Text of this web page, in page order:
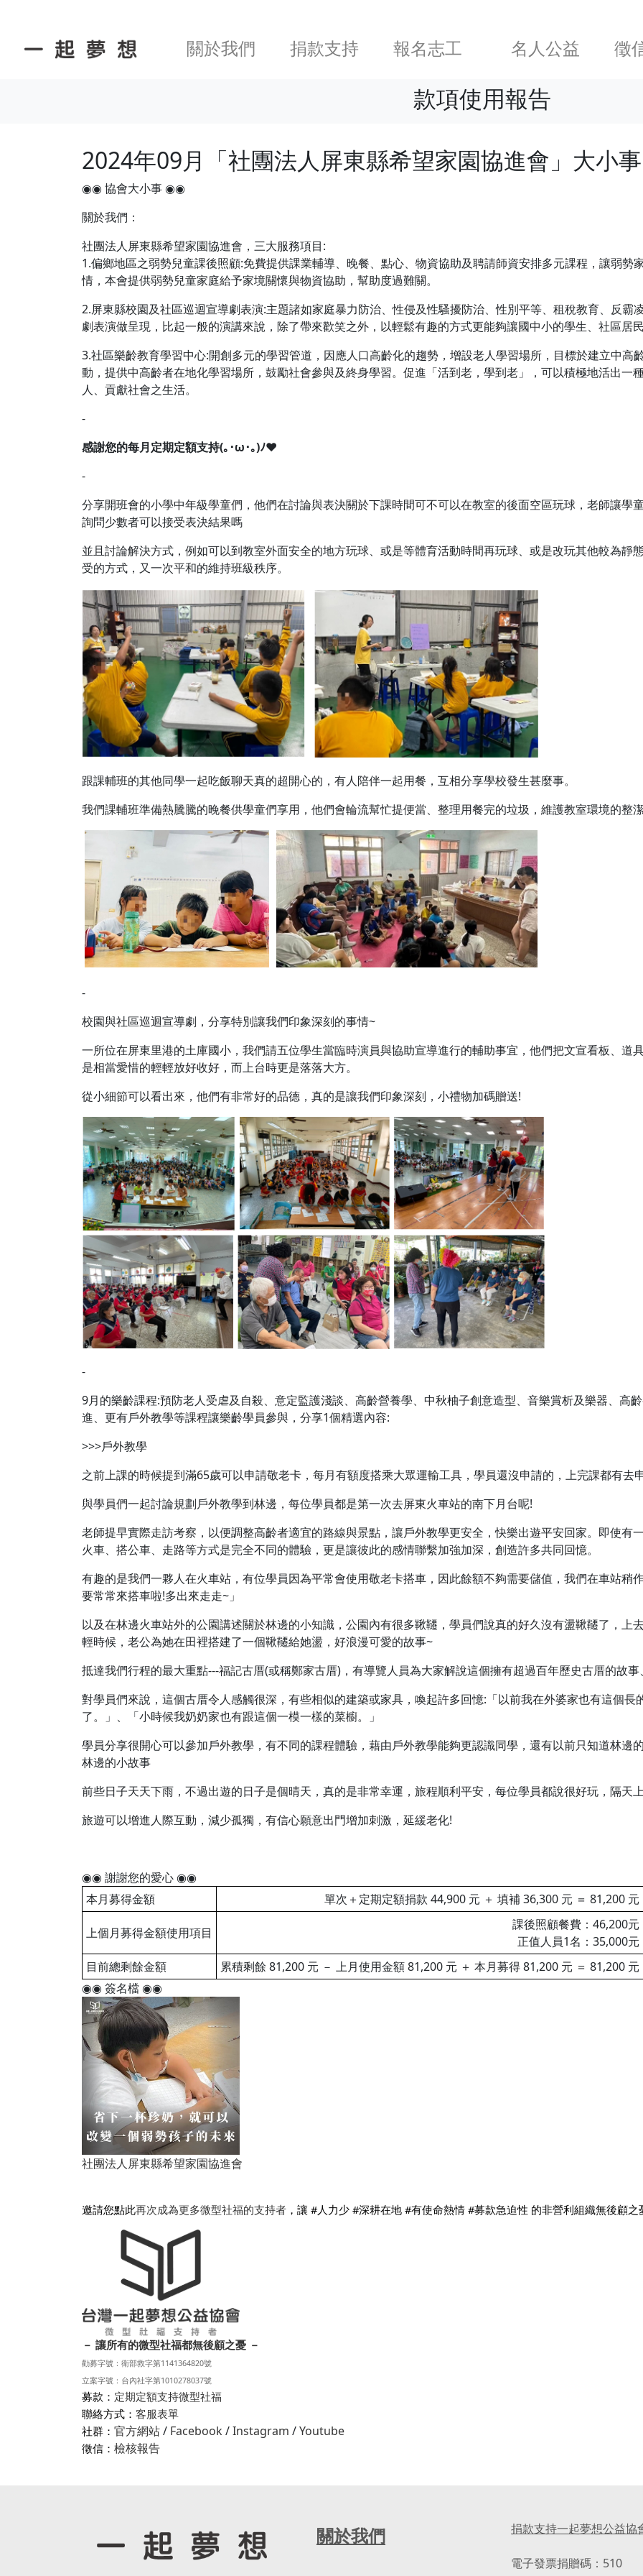
關於我們 捐款支持 報名志工 名人公益 徵
款項使用報告
2024年09月「社團法人屏東縣希望家園協進會」大小事
◉◉ 協會大小事 ◉◉
關於我們：
社團法人屏東縣希望家園協進會，三大服務項目:
1.偏鄉地區之弱勢兒童課後照顧:免費提供課業輔導、晚餐、點心、物資協助及聘請師資安排多元課程，讓弱勢
情，本會提供弱勢兒童家庭給予家境關懷與物資協助，幫助度過難關。
2.屏東縣校園及社區巡迴宣導劇表演:主題諸如家庭暴力防治、性侵及性騷擾防治、性別平等、租稅教育、反霸
劇表演做呈現，比起一般的演講來說，除了帶來歡笑之外，以輕鬆有趣的方式更能夠讓國中小的學生、社區居
3.社區樂齡教育學習中心:開創多元的學習管道，因應人口高齡化的趨勢，增設老人學習場所，目標於建立中高
動，提供中高齡者在地化學習場所，鼓勵社會參與及終身學習。促進「活到老，學到老」，可以積極地活出一
人、貢獻社會之生活。
-
感謝您的每月定期定額支持(｡･ω･｡)ﾉ♥
-
分享開班會的小學中年級學童們，他們在討論與表決關於下課時間可不可以在教室的後面空區玩球，老師讓學
詢問少數者可以接受表決結果嗎
並且討論解決方式，例如可以到教室外面安全的地方玩球、或是等體育活動時間再玩球、或是改玩其他較為
受的方式，又一次平和的維持班級秩序。
跟課輔班的其他同學一起吃飯聊天真的超開心的，有人陪伴一起用餐，互相分享學校發生甚麼事。
我們課輔班準備熱騰騰的晚餐供學童們享用，他們會輪流幫忙提便當、整理用餐完的垃圾，維護教室環境的整
-
校園與社區巡迴宣導劇，分享特別讓我們印象深刻的事情~
一所位在屏東里港的土庫國小，我們請五位學生當臨時演員與協助宣導進行的輔助事宜，他們把文宣看板、道
是相當愛惜的輕輕放好收好，而上台時更是落落大方。
從小細節可以看出來，他們有非常好的品德，真的是讓我們印象深刻，小禮物加碼贈送!
-
9月的樂齡課程:預防老人受虐及自殺、意定監護淺談、高齡營養學、中秋柚子創意造型、音樂賞析及樂器、高
進、更有戶外教學等課程讓樂齡學員參與，分享1個精選內容:
>>>戶外教學
之前上課的時候提到滿65歲可以申請敬老卡，每月有額度搭乘大眾運輸工具，學員還沒申請的，上完課都有
與學員們一起討論規劃戶外教學到林邊，每位學員都是第一次去屏東火車站的南下月台呢!
老師提早實際走訪考察，以便調整高齡者適宜的路線與景點，讓戶外教學更安全，快樂出遊平安回家。即使有
火車、搭公車、走路等方式是完全不同的體驗，更是讓彼此的感情聯繫加強加深，創造許多共同回憶。
有趣的是我們一夥人在火車站，有位學員因為平常會使用敬老卡搭車，因此餘額不夠需要儲值，我們在車站稍
要常常來搭車啦!多出來走走~」
以及在林邊火車站外的公園講述關於林邊的小知識，公園內有很多鞦韆，學員們說真的好久沒有盪鞦韆了，上
輕時候，老公為她在田裡搭建了一個鞦韆給她盪，好浪漫可愛的故事~
抵達我們行程的最大重點---福記古厝(或稱鄭家古厝)，有導覽人員為大家解說這個擁有超過百年歷史古厝的故
對學員們來說，這個古厝令人感觸很深，有些相似的建築或家具，喚起許多回憶:「以前我在外婆家也有這個
了。」、「小時候我奶奶家也有跟這個一模一樣的菜櫥。」
學員分享很開心可以參加戶外教學，有不同的課程體驗，藉由戶外教學能夠更認識同學，還有以前只知道林邊
林邊的小故事
前些日子天天下雨，不過出遊的日子是個晴天，真的是非常幸運，旅程順利平安，每位學員都說很好玩，隔天
旅遊可以增進人際互動，減少孤獨，有信心願意出門增加刺激，延緩老化!
◉◉ 謝謝您的愛心 ◉◉
本月募得金額
單次＋定期定額捐款 44,900 元 ＋ 填補 36,300 元 ＝ 81,200 元
上個月募得金額使用項目
課後照顧餐費：46,200元
正值人員1名：35,000元
目前總剩餘金額
累積剩餘 81,200 元 － 上月使用金額 81,200 元 ＋ 本月募得 81,200 元 ＝ 81,200 元
◉◉ 簽名檔 ◉◉
社團法人屏東縣希望家園協進會
邀請您點此再次成為更多微型社福的支持者 ，讓 #人力少 #深耕在地 #有使命熱情 #募款急迫性 的非營利組織無後顧
－ 讓所有的微型社福都無後顧之憂 －
勸募字號：衛部救字第1141364820號
立案字號：台內社字第1010278037號
募款： 定期定額支持微型社福
聯絡方式： 客服表單
社群： 官方網站/ Facebook/Instagram /Youtube
徵信： 檢核報告
關於我們 捐款支持一起夢想公益協
電子發票捐贈碼：510